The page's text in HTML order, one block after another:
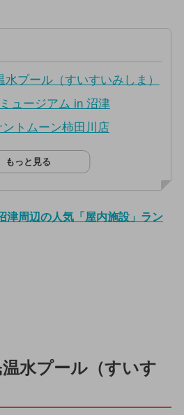
プール（すいすいみしま）
ュージアム in 沼津
トムーン柿田川店
もっと見る
津周辺の人気「屋内施設」ラン
水プール（すいす